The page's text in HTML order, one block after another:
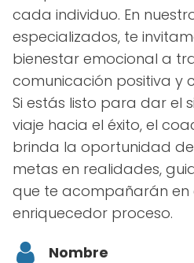
cada individuo. En
especializados, te
bienestar emocional a
comunicación positiva y
Si estás listo para dar el
viaje hacia el éxito, el
brinda la oportunidad
metas en realidades,
que te acompañarán
enriquecedor proceso.
Nombre